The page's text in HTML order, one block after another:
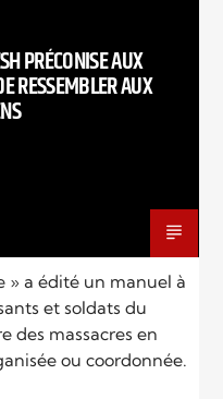
PRÉCONISE AUX
RESSEMBLER AUX
» a édité un manuel à
et soldats du
des massacres en
ou coordonnée.